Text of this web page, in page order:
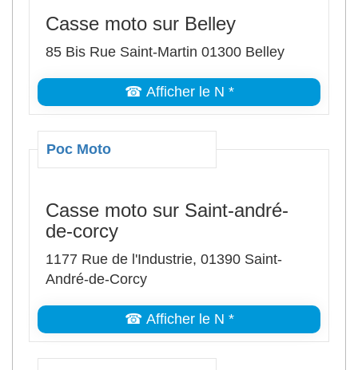
Casse moto sur Belley
85 Bis Rue Saint-Martin 01300 Belley
☎ Afficher le N *
Poc Moto
Casse moto sur Saint-andré-
de-corcy
1177 Rue de l'Industrie, 01390 Saint-
André-de-Corcy
☎ Afficher le N *